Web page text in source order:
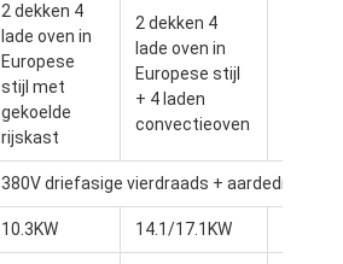
2 dekken 4
lade oven in
Europese
stijl met
gekoelde
rijskast
2 dekken 4
lade oven in
Europese stijl
+ 4 laden
convectieoven
380V driefasige vierdraads + aardedraad
10.3KW 14.1/17.1KW